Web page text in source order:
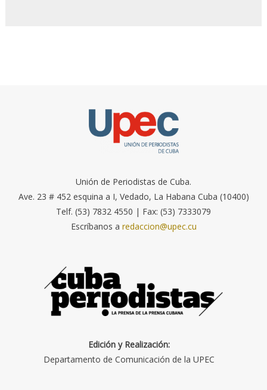
Unión de Periodistas de Cuba.
Ave. 23 # 452 esquina a I, Vedado, La Habana Cuba (10400)
Telf. (53) 7832 4550 | Fax: (53) 7333079
Escríbanos a redaccion@upec.cu
Edición y Realización:
Departamento de Comunicación de la UPEC